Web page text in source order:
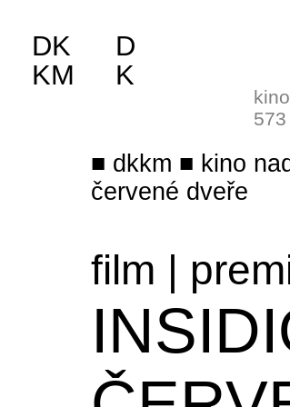
dkkm kino
červené dveře
film |
DK
KM
D
K